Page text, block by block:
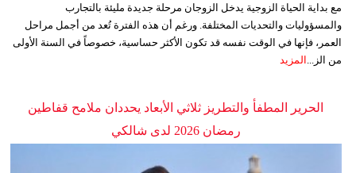
مع بداية الحياة الزوجية يدخل الزوجان مرحلة جديدة مليئة بالتجارب
والمسؤوليات والتحديات المختلفة. ورغم أن هذه الفترة تُعد من أجمل مراحل
العمر، فإنها في الوقت نفسه قد تكون الأكثر حساسية، خصوصاً في السنة الأولى
من الز...
المزيد
الحرير المطفأ والتطريز ثلاثي الأبعاد يحددان ملامح قفاطين
رمضان 2026 لدى شالكي